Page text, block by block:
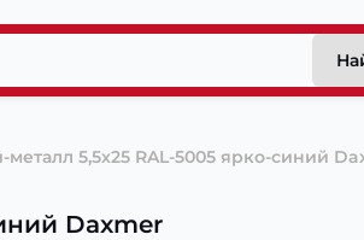
5,5х25 RAL-5005 ярко-синий
Daxmer